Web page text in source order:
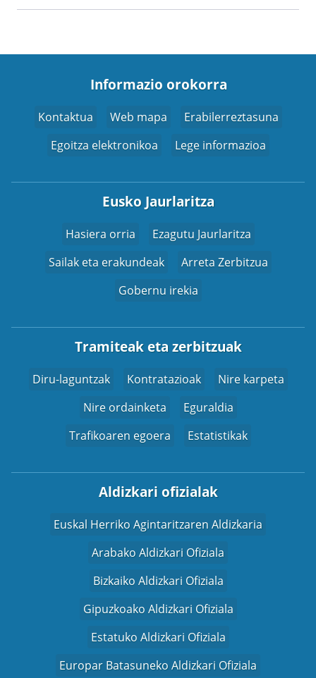
Informazio orokorra
Kontaktua Web mapa
Erabilerreztasuna
Egoitza elektronikoa
Lege informazioa
Eusko Jaurlaritza
Hasiera orria
Ezagutu Jaurlaritza
Sailak eta erakundeak
Arreta Zerbitzua
Gobernu irekia
Tramiteak eta zerbitzuak
Diru-laguntzak Kontratazioak
Nire karpeta
Nire ordainketa
Eguraldia
Trafikoaren egoera
Estatistikak
Aldizkari ofizialak
Euskal Herriko Agintaritzaren Aldizkaria
Arabako Aldizkari Ofiziala
Bizkaiko Aldizkari Ofiziala
Gipuzkoako Aldizkari Ofiziala
Estatuko Aldizkari Ofiziala
Europar Batasuneko Aldizkari Ofiziala